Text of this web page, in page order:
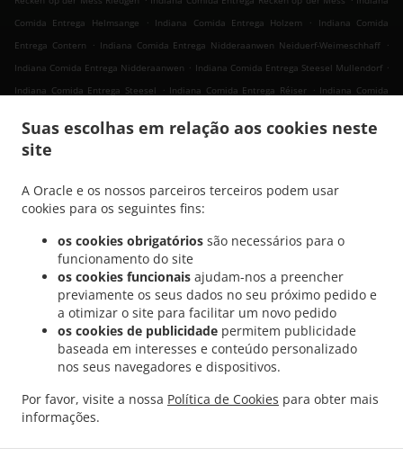
Suas escolhas em relação aos cookies neste
site
A Oracle e os nossos parceiros terceiros podem usar
cookies para os seguintes fins:
os cookies obrigatórios são necessários para o
funcionamento do site
os cookies funcionais ajudam-nos a preencher
previamente os seus dados no seu próximo pedido e
a otimizar o site para facilitar um novo pedido
os cookies de publicidade permitem publicidade
baseada em interesses e conteúdo personalizado
nos seus navegadores e dispositivos.
Por favor, visite a nossa Política de Cookies para obter mais
informações.
Comida Entrega Helmsange
. Indiana Comida Entrega Holzem .
Indiana Comida
Entrega Contern
. Indiana Comida Entrega Nidderaanwen Neiduerf-Weimeschhaff .
Indiana Comida Entrega Nidderaanwen . Indiana Comida Entrega Steesel Mullendorf .
Indiana Comida Entrega Steesel
. Indiana Comida Entrega Réiser . Indiana Comida
Comida Entrega Mondercange Pontpierre . Indiana Comida Entrega Mondercange
Bergem
Comida Entrega Pontpierre
Indiana Comida Entrega Junglinster
. Indiana Comida Entrega Weiler-la-Tour Hassel . Indiana Comida Entrega
. Indiana Comida Entrega Monnerich Steinbrücken
Indiana Comida
Entrega Monnerich
Indiana Comida Entrega Ehlange-sur-Mess . Indiana Comida
Entrega Kielen . Indiana Comida Entrega Findel Hamm . Indiana Comida Entrega
. Indiana Comida Entrega Reckingen/Mess Wickringen
Indiana Comida Entrega
Reckingen/Mess Ehlange-sur-Mess
. Indiana Comida Entrega Reckingen/Mess
Hamm
. Indiana Comida Entrega Sandweiler . Indiana Comida Entrega Dippach
Indiana Comida Entrega Weiler zum Turm
Entregas